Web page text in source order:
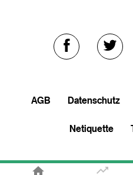
Externer
AGB Datenschutz
Netiquette